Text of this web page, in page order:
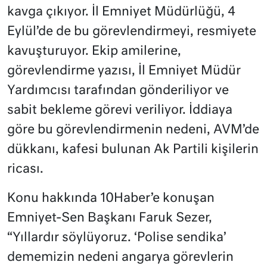
kavga çıkıyor. İl Emniyet Müdürlüğü, 4
Eylül’de de bu görevlendirmeyi, resmiyete
kavuşturuyor. Ekip amilerine,
görevlendirme yazısı, İl Emniyet Müdür
Yardımcısı tarafından gönderiliyor ve
sabit bekleme görevi veriliyor. İddiaya
göre bu görevlendirmenin nedeni, AVM’de
dükkanı, kafesi bulunan Ak Partili kişilerin
ricası.
Konu hakkında 10Haber’e konuşan
Emniyet-Sen Başkanı Faruk Sezer,
“Yıllardır söylüyoruz. ‘Polise sendika’
dememizin nedeni angarya görevlerin